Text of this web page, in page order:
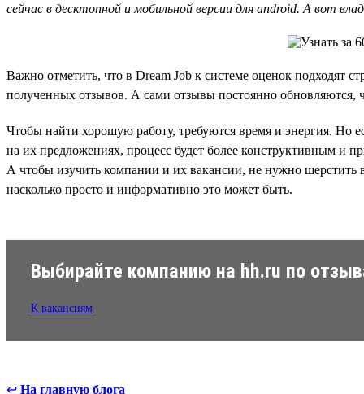
сейчас в десктопной и мобильной версии для android. А вот
Важно отметить, что в Dream Job к системе оценок подходят
полученных отзывов. А сами отзывы постоянно
Чтобы найти хорошую работу, требуются время и энергия. Но
на их предложениях, процесс будет более конструктивным и
А чтобы изучить компании и их вакансии, не нужно шерстить
насколько просто и информативно это может быть.
Выбирайте компанию на hh.ru по
К вакансиям
↩ На главную блога